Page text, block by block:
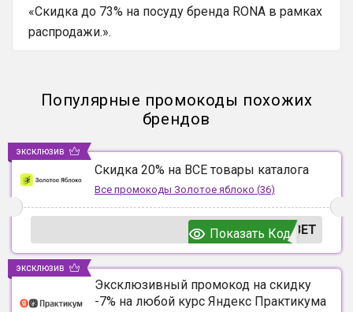
«Скидка до 73% на посуду бренда RONA в рамках
распродажи.».
Популярные промокоды похожих
брендов
Скидка 20% на ВСЕ товары каталога
Все промокоды Золотое яблоко (36)
ВЕТ
Показать Код
эксклюзив
Эксклюзивный промокод на скидку
-7% на любой курс Яндекс Практикума
эксклюзив